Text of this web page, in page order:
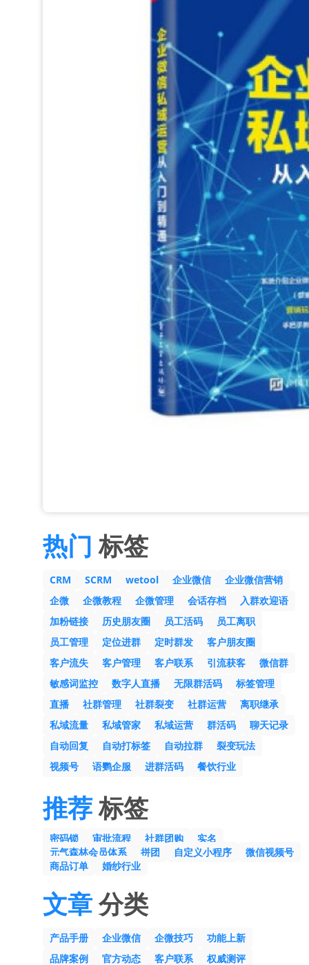
热门 标签
CRM SCRM wetool 企业微信
企业微信营销
企微
企微教程 企微管理 会话存档
入群欢迎语
加粉链接
历史朋友圈 员工活码
员工离职
员工管理
定位进群 定时群发
客户朋友圈
客户流失
客户管理 客户联系 引流获客
微信群
敏感词监控
数字人直播 无限群活码
标签管理
直播
社群管理 社群裂变 社群运营
离职继承
私域流量
私域管家 私域运营 群活码
聊天记录
自动回复
自动打标签 自动拉群
裂变玩法
视频号
语鹦企服 进群活码 餐饮行业
推荐标签
密码锁 审批流程 社群团购
实名
元气森林会员体系
拼团 自定义小程序
微信视频号
商品订单
婚纱行业
文章分类
产品手册 企业微信 企微技巧
功能上新
品牌案例
官方动态 客户联系 权威测评